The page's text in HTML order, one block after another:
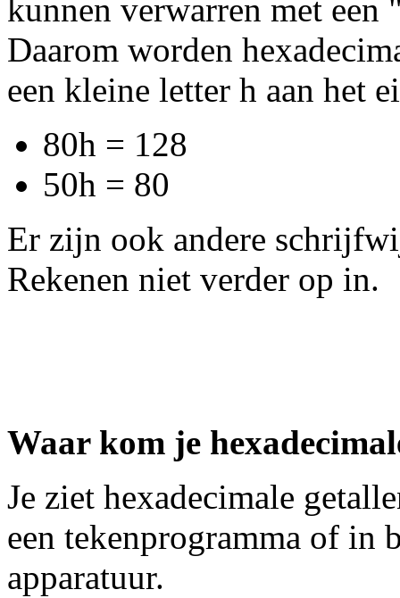
kunnen verwarren met
Daarom worden
een kleine letter h aan het
80h = 128
50h = 80
Er zijn ook andere
Rekenen niet verder op in.
Waar kom je
Je ziet hexadecimale
een tekenprogramma of in
apparatuur.